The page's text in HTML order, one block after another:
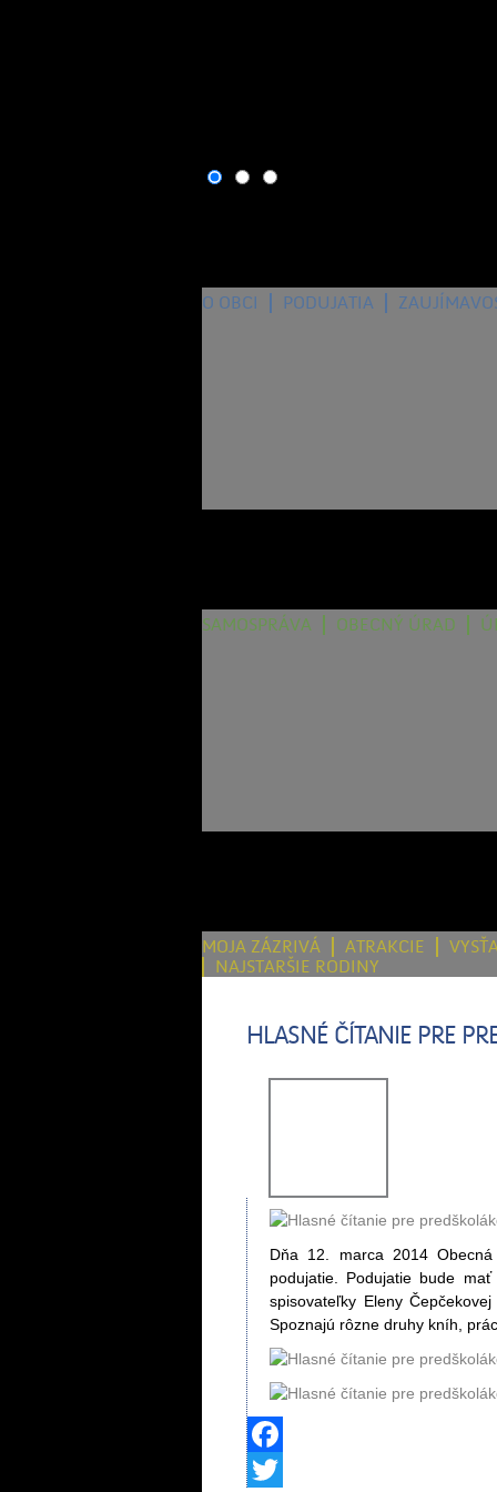
O OBCI PODUJATIA
SAMOSPRÁVA OBECNÝ ÚRAD
MOJA ZÁZRIVÁ ATRAKCIE
NAJSTARŠIE RODINY
HLASNÉ ČÍTANIE PRE
Dňa 12. marca 2014
podujatie. Podujatie bude mať
spisovateľky Eleny
Spoznajú rôzne druhy kníh,
Facebook